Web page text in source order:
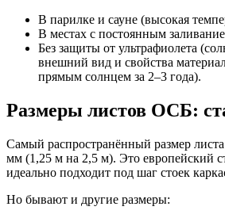
В парилке и сауне (высокая
В местах с постоянным
Без защиты от ультрафиолета
внешний вид и свойства
прямым солнцем за 2–3 года).
Размеры листов ОСБ:
Самый распространённый размер
мм (1,25 м на 2,5 м). Это европейский
идеально подходит под шаг стоек
Но бывают и другие размеры: